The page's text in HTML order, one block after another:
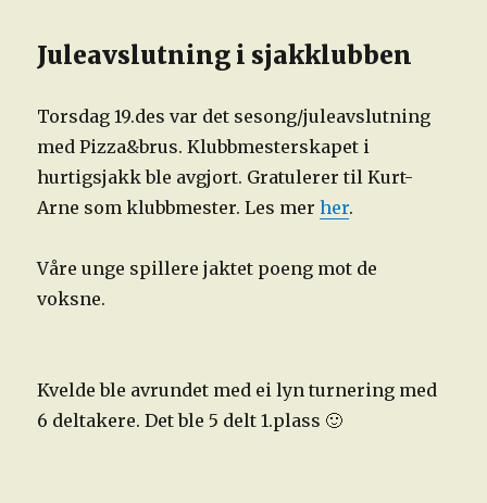
LYN
Juleavslutning i sjakklubben
Torsdag 19.des var det sesong/juleavslutning
med Pizza&brus. Klubbmesterskapet i
hurtigsjakk ble avgjort. Gratulerer til Kurt-
Arne som klubbmester. Les merher.
Våre unge spillere jaktet poeng mot de
voksne.
Kvelde ble avrundet med ei lyn turnering med
6 deltakere. Det ble 5 delt 1.plass 🙂